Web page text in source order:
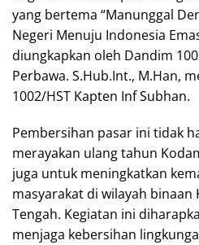
yang bertema “Manunggal
Negeri Menuju Indonesia
diungkapkan oleh Dandim
Perbawa. S.Hub.Int., M.Han,
1002/HST Kapten Inf Subhan.
Pembersihan pasar ini tidak
merayakan ulang tahun
juga untuk meningkatkan
masyarakat di wilayah binaan
Tengah. Kegiatan ini
menjaga kebersihan